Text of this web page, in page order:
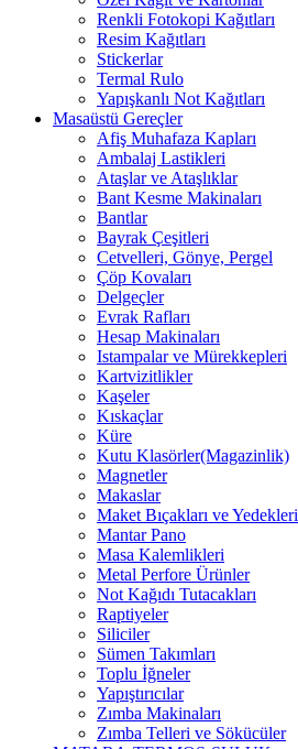
Renkli Fotokopi Kağıtları
Resim Kağıtları
Stickerlar
Termal Rulo
Yapışkanlı Not Kağıtları
Masaüstü Gereçler
Afiş Muhafaza Kapları
Ambalaj Lastikleri
Ataşlar ve Ataşlıklar
Bant Kesme Makinaları
Bantlar
Bayrak Çeşitleri
Cetvelleri, Gönye, Pergel
Çöp Kovaları
Delgeçler
Evrak Rafları
Hesap Makinaları
Istampalar ve Mürekkepleri
Kartvizitlikler
Kaşeler
Kıskaçlar
Küre
Kutu Klasörler(Magazinlik)
Magnetler
Makaslar
Maket Bıçakları ve Yedekleri
Mantar Pano
Masa Kalemlikleri
Metal Perfore Ürünler
Not Kağıdı Tutacakları
Raptiyeler
Siliciler
Sümen Takımları
Toplu İğneler
Yapıştırıcılar
Zımba Makinaları
Zımba Telleri ve Sökücüler